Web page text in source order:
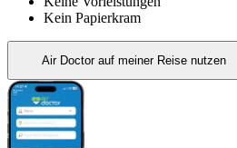
Kein Papierkram
Air Doctor auf meiner Reise nutzen